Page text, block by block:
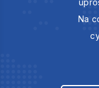
Na